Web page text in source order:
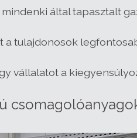
által tapasztalt
a tulajdonosok
vállalatot a